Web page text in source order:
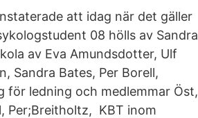
att idag när det gäller
08 hölls av Sandra
av Eva Amundsdotter, Ulf
Sandra Bates, Per Borell,
för ledning och medlemmar Öst,
Per;Breitholtz, KBT inom